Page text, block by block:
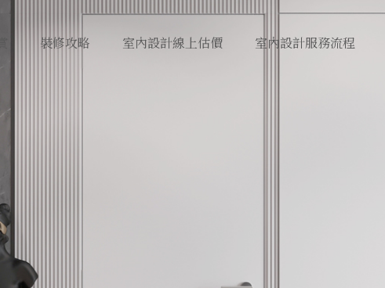
裝修攻略 室內設計線上估價 室內設計服務流程